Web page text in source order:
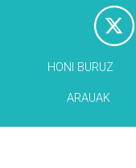
HONI BURUZ
ARAUAK